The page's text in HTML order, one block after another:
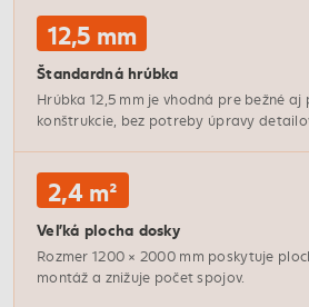
12,5 mm
Štandardná hrúbka
Hrúbka 12,5 mm je vhodná pre bežné
konštrukcie, bez potreby úpravy
2,4 m²
Veľká plocha dosky
Rozmer 1200 × 2000 mm poskytuje
montáž a znižuje počet spojov.